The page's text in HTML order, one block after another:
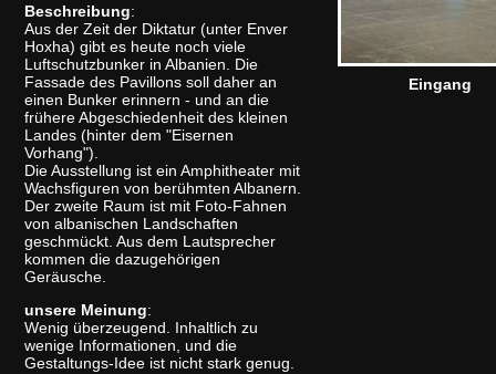
Beschreibung:
Aus der Zeit der Diktatur (unter Enver
Hoxha) gibt es heute noch viele
Luftschutzbunker in Albanien. Die
Fassade des Pavillons soll daher an
einen Bunker erinnern - und an die
frühere Abgeschiedenheit des kleinen
Landes (hinter dem "Eisernen
Vorhang").
Die Ausstellung ist ein Amphitheater mit
Wachsfiguren von berühmten Albanern.
Der zweite Raum ist mit Foto-Fahnen
von albanischen Landschaften
geschmückt. Aus dem Lautsprecher
kommen die dazugehörigen
Geräusche.
unsere Meinung:
Wenig überzeugend. Inhaltlich zu
wenige Informationen, und die
Gestaltungs-Idee ist nicht stark genug.
Eingang